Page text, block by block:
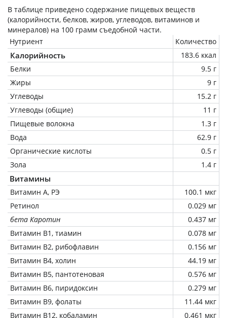
В таблице приведено содержание пищевых веществ
(калорийности, белков, жиров, углеводов, витаминов и
минералов) на 100 грамм съедобной части.
Нутриент
Количество
Калорийность
183.6 ккал
Белки
9.5 г
Жиры
9 г
Углеводы
15.2 г
Углеводы (общие)
11 г
Пищевые волокна
1.3 г
Вода
62.9 г
Органические кислоты
0.5 г
Зола
1.4 г
Витамины
Витамин А, РЭ
100.1 мкг
Ретинол
0.029 мг
бета Каротин
0.437 мг
Витамин В1, тиамин
0.078 мг
Витамин В2, рибофлавин
0.156 мг
Витамин В4, холин
44.19 мг
Витамин В5, пантотеновая
0.576 мг
Витамин В6, пиридоксин
0.279 мг
Витамин В9, фолаты
11.44 мкг
Витамин В12, кобаламин
0.461 мкг